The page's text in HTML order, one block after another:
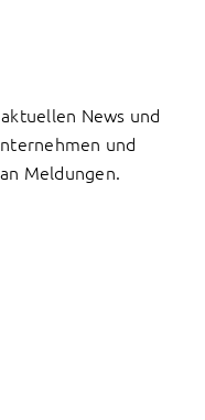
News und
und
Meldungen.